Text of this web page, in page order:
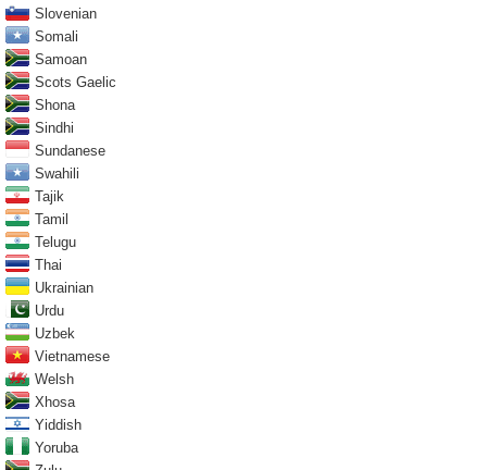
Slovenian
Somali
Samoan
Scots Gaelic
Shona
Sindhi
Sundanese
Swahili
Tajik
Tamil
Telugu
Thai
Ukrainian
Urdu
Uzbek
Vietnamese
Welsh
Xhosa
Yiddish
Yoruba